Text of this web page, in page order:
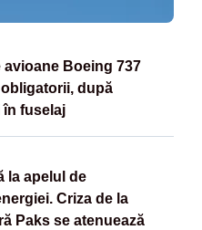
Boeing 737
după
fuselaj
la apelul de
Criza de la
Paks se atenuează